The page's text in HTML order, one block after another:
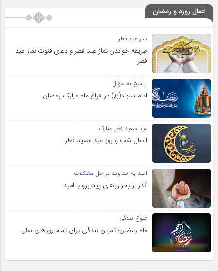
اعمال روزه و رمضان
نماز عید فطر
طریقه خواندن نماز عید فطر و دعای قنوت نماز عید
فطر
پاسخ به سؤالِ
امام سجاد(ع) در فراغ ماه مبارک رمضان
عید سعید فطر مبارک
اعمال شب و روز عید سعید فطر
امید به خداوند در حل مشکلات
گذر از بحران‌های پیش‌رو با امید
طلوع بندگی
ماه رمضان؛ تمرین بندگی برای تمام روزهای سال